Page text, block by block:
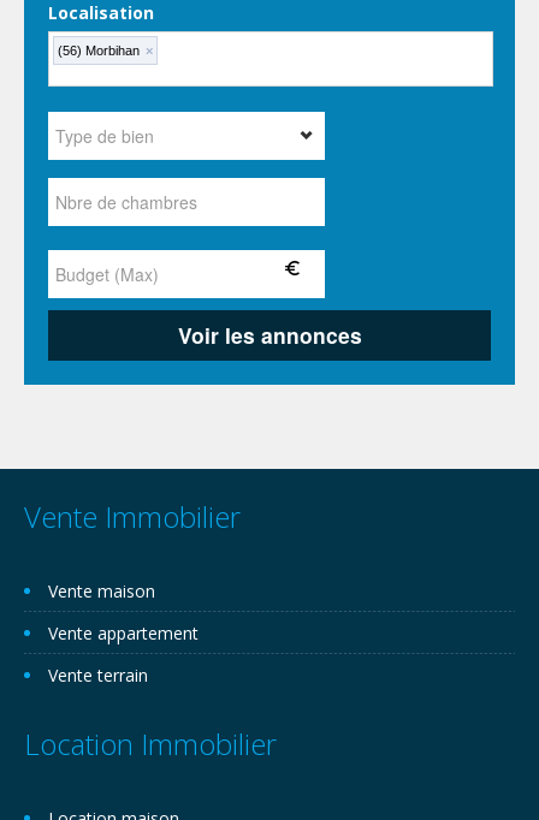
Localisation
(56) Morbihan ×
Vente Immobilier
Vente maison
Vente appartement
Vente terrain
Location Immobilier